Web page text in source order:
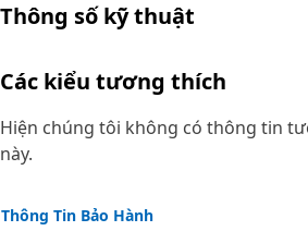
Thông số kỹ thuật
Các kiểu tương thích
Hiện chúng tôi không có thông tin
này.
Thông Tin Bảo Hành